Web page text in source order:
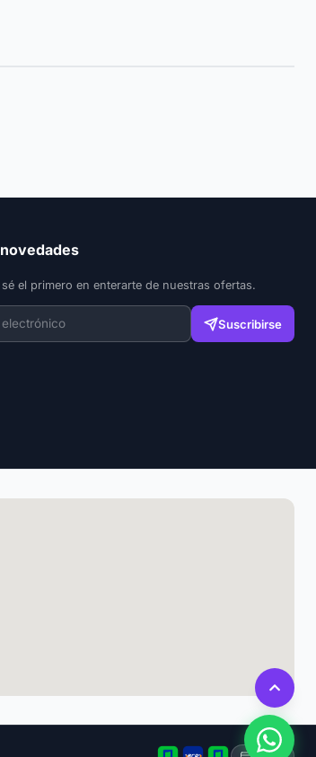
el primero en enterarte de nuestras ofertas.
Suscribirse